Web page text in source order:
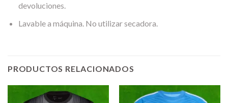
devoluciones.
Lavable a máquina. No utilizar secadora.
PRODUCTOS RELACIONADOS